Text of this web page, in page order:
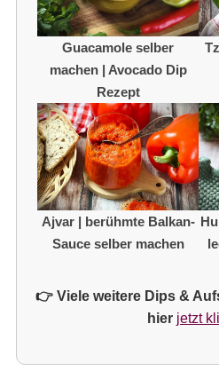
Guacamole selber
machen | Avocado Dip
Rezept
Ajvar | berühmte Balkan-
Sauce selber machen
👉 Viele weitere Dips &
hier jetzt